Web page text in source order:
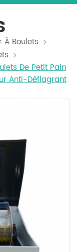
À Boulets
De Petit Pain
Anti-Déflagrant